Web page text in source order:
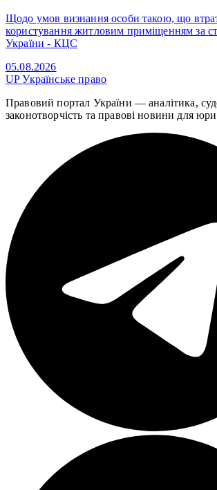
Щодо умов визнання особи такою, що
користування житловим приміщенням за
України - КЦС
05.08.2026
UPУкраїнське право
Правовий портал України — аналітика,
законотворчість та правові новини для